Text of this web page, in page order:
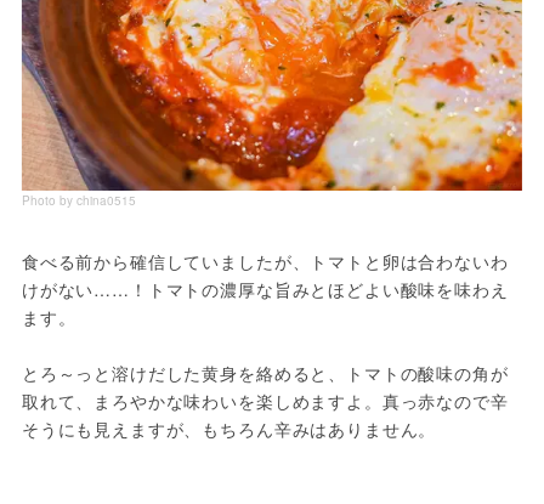
Photo by china0515
食べる前から確信していましたが、トマトと卵は合わないわ
けがない……！トマトの濃厚な旨みとほどよい酸味を味わえ
ます。
とろ～っと溶けだした黄身を絡めると、トマトの酸味の角が
取れて、まろやかな味わいを楽しめますよ。真っ赤なので辛
そうにも見えますが、もちろん辛みはありません。